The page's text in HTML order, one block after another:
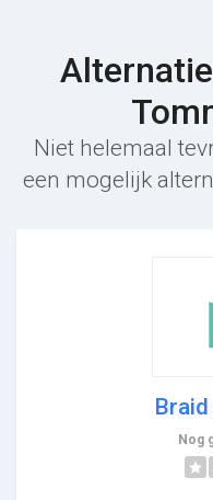
Niet helemaal
een mogelijk
Nog